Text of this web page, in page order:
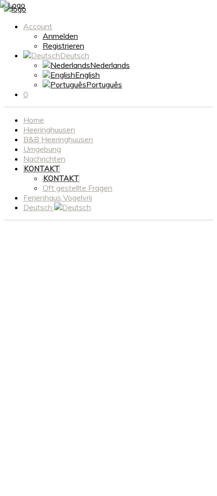
Account
Anmelden
Registrieren
Deutsch
Nederlands
English
Português
0
Home
Heeringhuusen
B&B Heeringhuusen
Umgebung
Nachrichten
KONTAKT
KONTAKT
Oft gestellte Fragen
Ferienhaus Vogelvrij
Deutsch